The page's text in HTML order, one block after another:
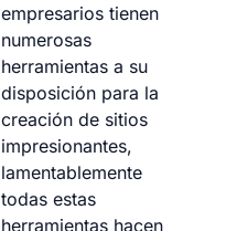
empresarios tienen
numerosas
herramientas a su
disposición para la
creación de sitios
impresionantes,
lamentablemente
todas estas
herramientas hacen